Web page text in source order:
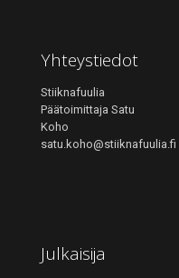
Yhteystiedot
Stiiknafuulia
Päätoimittaja Satu
Koho
satu.koho@stiiknafuulia.fi
Julkaisija